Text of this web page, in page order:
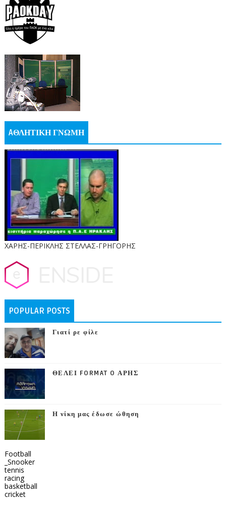
AΘΛΗΤΙΚΗ ΓΝΩΜΗ
ΧΑΡΗΣ-ΠΕΡΙΚΛΗΣ ΣΤΕΛΛΑΣ-ΓΡΗΓΟΡΗΣ
POPULAR POSTS
Γιατί ρε φίλε
ΘΕΛΕΙ FORMAT O ΑΡΗΣ
Η νίκη μας έδωσε ώθηση
Football
_Snooker
tennis
racing
basketball
cricket